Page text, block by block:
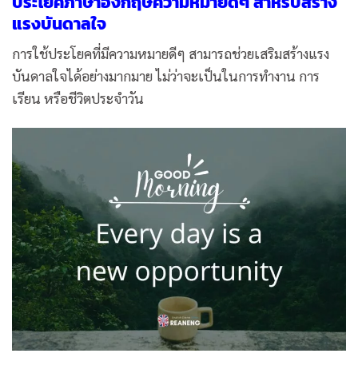
แรงบันดาลใจ
การใช้ประโยคที่มีความหมายดีๆ สามารถช่วยเสริมสร้างแรง
บันดาลใจได้อย่างมากมาย ไม่ว่าจะเป็นในการทำงาน การ
เรียน หรือชีวิตประจำวัน